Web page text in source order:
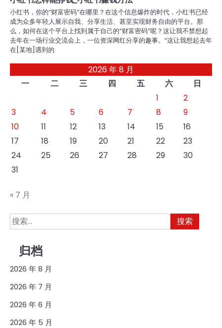
小红书，你的“财富密码”在哪里？在这个信息爆炸的时代，小红书已经
成为众多年轻人展示自我、分享生活、甚至实现财务自由的平台。那
么，如何在这个平台上找到属于自己的“财富密码”呢？这让我不禁想起
去年在一场行业交流会上，一位资深网红分享的趣事。“这让我想起去年
在[某地]遇到的
2026 年 8 月
一
二 三 四 五 六
日
1
2
3
4 5 6 7 8
9
10
11 12 13 14 15
16
17
18 19 20 21 22
23
24
25 26 27 28 29
30
31
« 7 月
搜
索：
归档
2026 年 8 月
2026 年 7 月
2026 年 6 月
2026 年 5 月